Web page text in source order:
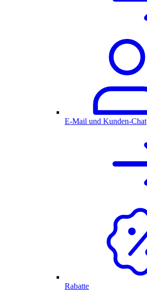
E-Mail und Kunden-Chat
Rabatte